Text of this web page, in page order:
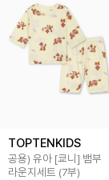
TOPTENKIDS
공용) 유아 [쿄니] 뱀부
라운지세트 (7부)